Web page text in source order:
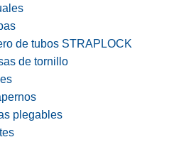
de tubos STRAPLOCK
de tornillo
plegables